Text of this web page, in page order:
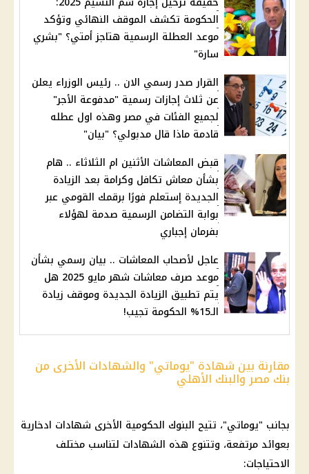
الحكومة تكشف الموقف النهائي وتؤكد
موعد العطلة الرسمية هتاجز أمتي؟ "بشري
سارة"
القرار صدر رسمي الان .. رئيس الوزراء يعلن
عن ثلاث إجازات رسمية "مدفوعة الأجر"
لجميع الفئات في مصر وهذه اول عطله
قادمة ماذا قال مدبولي؟ "بيان"
قبض المعاشات الأثنين ام الثلاثاء .. هام
بشأن معاش تكافل وكرامة بعد الزيادة
الجديدة إستعلم فورًا برقمك القومي عبر
بوابة التضامن الرسمية صدمة لهؤلاء
بفرمان إجباري
عاجل لأصحاب المعاشات .. بيان رسمي بشأن
موعد صرف معاشات شهر مايو 2025 هل
يتم تطبيق الزيادة الجديدة وموقف زيادة
الـ15% الحكومة تجيب!
مقارنة بين شهادة "يوماتي" والشهادات الأخرى من
بنك مصر والبنك الأهلي
بجانب "يوماتي"، تتيح البنوك الحكومية الأخرى شهادات ادخارية
بعوائد مرتفعة، وتتنوع هذه الشهادات لتناسب مختلف
الاحتياجات: